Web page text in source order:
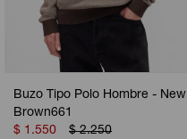
Buzo Tipo Polo Hombre - New
Brown661
$ 1.550 $ 2.250